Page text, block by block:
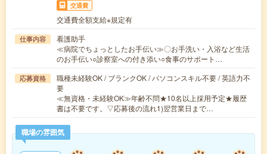
交通費
交通費全額支給※規定有
仕事内容
看護助手
≪病院でちょっとしたお手伝い≫〇お手洗い・入浴など生活
のお手伝い○診察室への付き添い○食事のサポート…
応募資格
職種未経験OK / ブランクOK / パソコンスキル不要 / 英語力不
要
≪無資格・未経験OK≫年齢不問★10名以上採用予定★履歴
書は不要です。▽応募後の流れ1)翌営業日まで…
職場の雰囲気